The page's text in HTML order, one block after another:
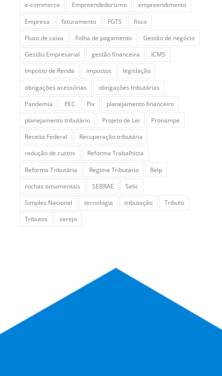
e-commerce
Empreendedorismo
empreendimento
Empresa
faturamento FGTS
fisco
Fluxo de caixa
Folha de pagamento
Gestão de negócio
Gestão Empresarial
gestão financeira
ICMS
Imposto de Renda
impostos
legislação
obrigações acessórias
obrigações tributárias
Pandemia
PEC Pix
planejamento financeiro
planejamento tributário
Projeto de Lei
Pronampe
Receita Federal
Recuperação tributária
redução de custos
Reforma Trabalhista
Reforma Tributária
Regime Tributário
Relp
rochas ornamentais
SEBRAE
Selic
Simples Nacional
tecnologia tributação
Tributo
Tributos
varejo